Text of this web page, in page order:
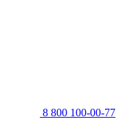
8 800 100-00-77